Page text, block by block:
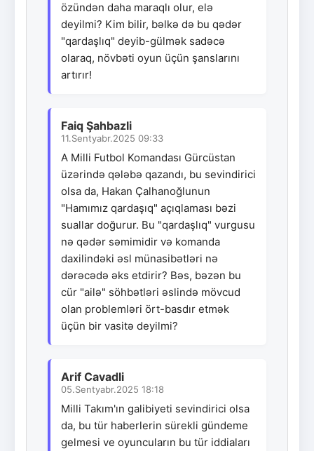
özündən daha maraqlı olur, elə
deyilmi? Kim bilir, bəlkə də bu qədər
"qardaşlıq" deyib-gülmək sadəcə
olaraq, növbəti oyun üçün şanslarını
artırır!
Faiq Şahbazli
11.Sentyabr.2025 09:33
A Milli Futbol Komandası Gürcüstan
üzərində qələbə qazandı, bu sevindirici
olsa da, Hakan Çalhanoğlunun
"Hamımız qardaşıq" açıqlaması bəzi
suallar doğurur. Bu "qardaşlıq" vurgusu
nə qədər səmimidir və komanda
daxilindəki əsl münasibətləri nə
dərəcədə əks etdirir? Bəs, bəzən bu
cür "ailə" söhbətləri əslində mövcud
olan problemləri ört-basdır etmək
üçün bir vasitə deyilmi?
Arif Cavadli
05.Sentyabr.2025 18:18
Milli Takım'ın galibiyeti sevindirici olsa
da, bu tür haberlerin sürekli gündeme
gelmesi ve oyuncuların bu tür iddiaları